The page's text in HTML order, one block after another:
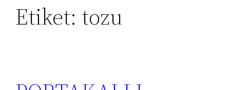
Etiket: tozu